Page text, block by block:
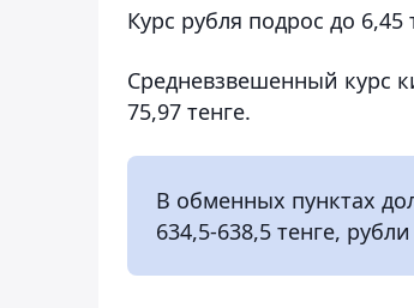
Курс рубля подрос до 6,45
Средневзвешенный курс
75,97 тенге.
В обменных пунктах
634,5-638,5 тенге,